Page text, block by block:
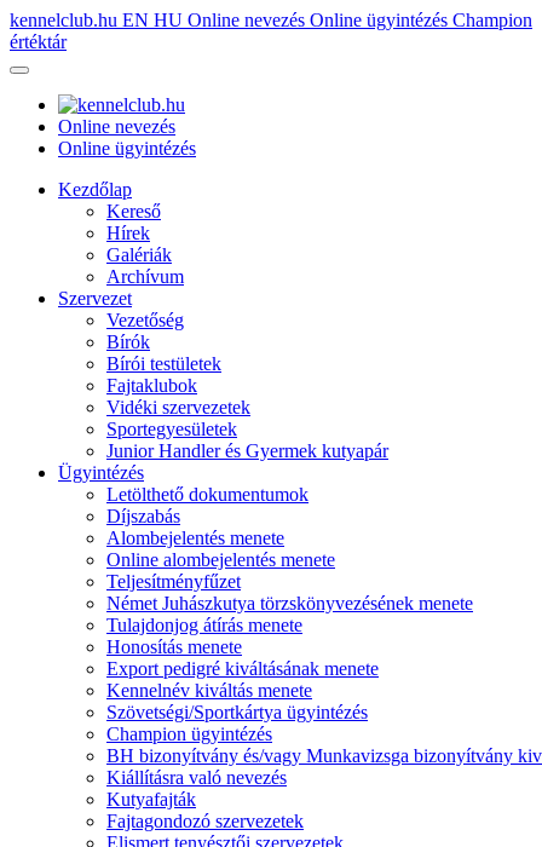
kennelclub.hu EN HU Online nevezés Online ügyintézés Champion
értéktár
Online nevezés
Online ügyintézés
Kezdőlap
Kereső
Hírek
Galériák
Archívum
Szervezet
Vezetőség
Bírók
Bírói testületek
Fajtaklubok
Vidéki szervezetek
Sportegyesületek
Junior Handler és Gyermek kutyapár
Ügyintézés
Letölthető dokumentumok
Díjszabás
Alombejelentés menete
Online alombejelentés menete
Teljesítményfűzet
Német Juhászkutya törzskönyvezésének menete
Tulajdonjog átírás menete
Honosítás menete
Export pedigré kiváltásának menete
Kennelnév kiváltás menete
Szövetségi/Sportkártya ügyintézés
Champion ügyintézés
BH bizonyítvány és/vagy Munkavizsga bizonyítvány
Kiállításra való nevezés
Kutyafajták
Fajtagondozó szervezetek
Elismert tenyésztői szervezetek